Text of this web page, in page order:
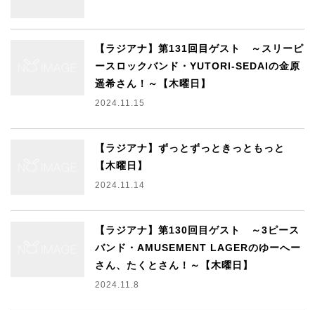
【ラジアナ】第131回目ゲスト ～スリーピ
ースロックバンド・YUTORI-SEDAIの金原
遥希さん！～【木曜日】
2024.11.15
【ラジアナ】ずっとずっときっともっと
【木曜日】
2024.11.14
【ラジアナ】第130回目ゲスト ～3ピース
バンド・AMUSEMENT LAGERのゆーへー
さん、たくとさん！～【木曜日】
2024.11.8